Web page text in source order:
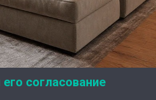
согласование